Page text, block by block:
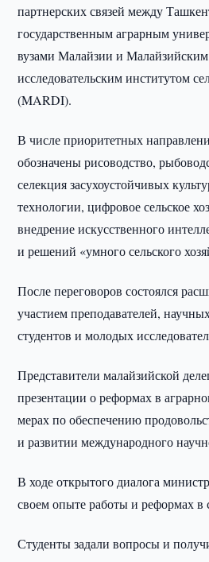
партнерских связей между
государственным аграрным
вузами Малайзии и
исследовательским институтом
(MARDI).
В числе приоритетных
обозначены рисоводство,
селекция засухоустойчивых
технологии, цифровое сельское
внедрение искусственного
и решений «умного сельского
После переговоров состоялся
участием преподавателей,
студентов и молодых
Представители малайзийской
презентации о реформах в
мерах по обеспечению
и развитии международного
В ходе открытого диалога
своем опыте работы и реформах в
Студенты задали вопросы и